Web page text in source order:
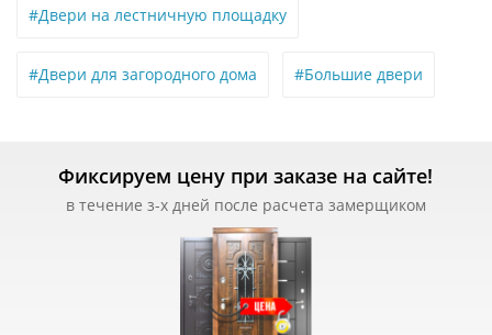
#Двери на лестничную площадку
#Двери для загородного дома #Большие двери
Фиксируем цену при заказе на сайте!
в течение з-х дней после расчета замерщиком